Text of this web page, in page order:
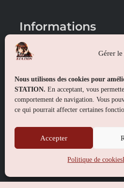
Gérer
Nous utilisons des cookies pour
STATION. En acceptant, vous
comportement de navigation. Vous
ce qui pourrait affecter certaines
Accepter
Politique de cookies
Informations
Conditions générales de vente
Politique de confidentialité
Politique de cookies (UE)